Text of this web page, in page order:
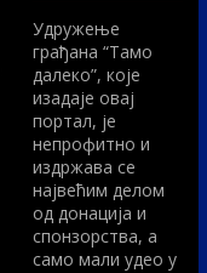
Удружење
грађана “Тамо
далеко”, које
изадаје овај
портал, је
непрофитно и
издржава се
највећим делом
од донација и
спонзорства, а
само мали удео у